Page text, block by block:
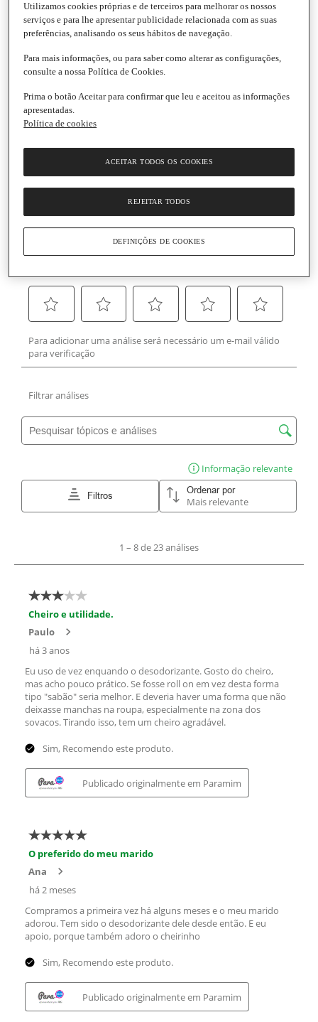
para
mesma
página.
Utilizamos cookies próprias e de terceiros para melhorar os nossos
serviços e para lhe apresentar publicidade relacionada com as suas
preferências, analisando os seus hábitos de navegação.
Para mais informações, ou para saber como alterar as configurações,
consulte a nossa Política de Cookies.
Prima o botão Aceitar para confirmar que leu e aceitou as informações
apresentadas.
Política de cookies
REJEITAR TODOS
ACEITAR TODOS OS COOKIES
DEFINIÇÕES DE COOKIES